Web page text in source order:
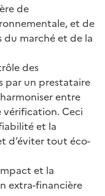
de
et de
marché et de la
des
par un prestataire
entre
vérification. Ceci
et la
d’éviter tout éco-
et la
extra-financière